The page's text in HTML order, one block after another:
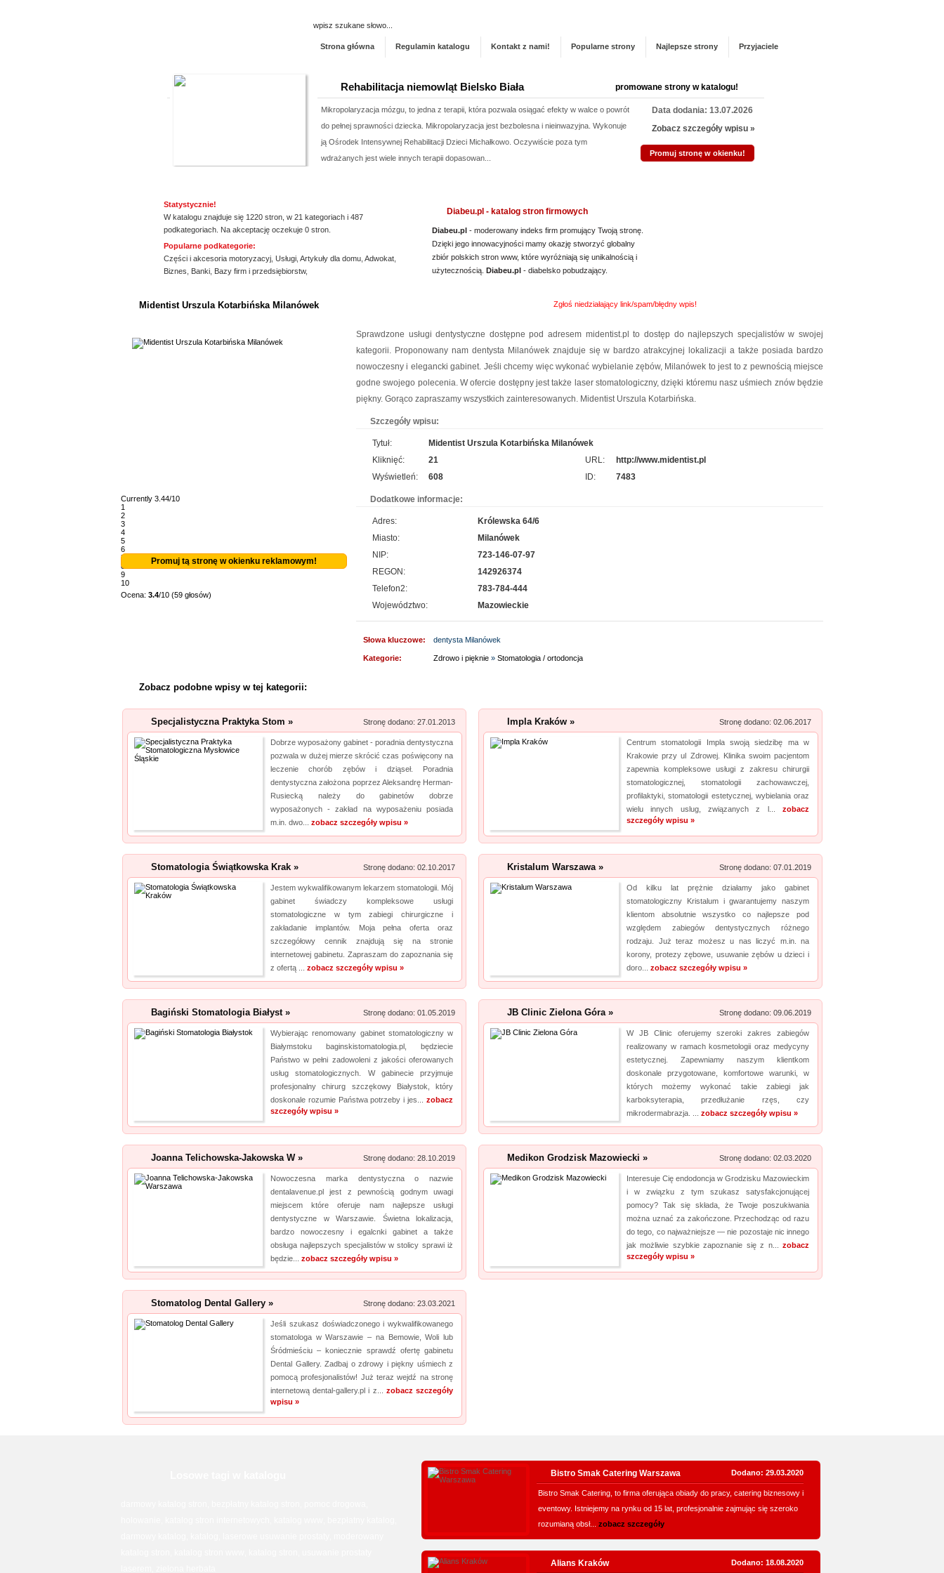
Strona główna Regulamin katalogu Kontakt z nami! Popularne strony Najlepsze strony Przyjaciele
Rehabilitacja niemowląt Bielsko Biała promowane strony w katalogu!
Mikropolaryzacja mózgu, to jedna z terapii, która pozwala osiągać efekty w walce o powrót
do pełnej sprawności dziecka. Mikropolaryzacja jest bezbolesna i nieinwazyjna. Wykonuje
ją Ośrodek Intensywnej Rehabilitacji Dzieci Michałkowo. Oczywiście poza tym
wdrażanych jest wiele innych terapii dopasowan...
Data dodania: 13.07.2026
Zobacz szczegóły wpisu »
Promuj stronę w okienku!
Diabeu.pl - katalog stron firmowych
Diabeu.pl - moderowany indeks firm promujący Twoją stronę.
Dzięki jego innowacyjności mamy okazję stworzyć globalny
zbiór polskich stron www, które wyróżniają się unikalnością i
użytecznością. Diabeu.pl - diabelsko pobudzający.
Statystycznie!
W katalogu znajduje się 1220 stron, w 21 kategoriach i 487
podkategoriach. Na akceptację oczekuje 0 stron.
Popularne podkategorie:
Części i akcesoria motoryzacyj Usługi Artykuły dla domu Adwokat
Biznes
Banki Bazy firm i przedsiębiorstw,
Midentist Urszula Kotarbińska Milanówek Zgłoś niedziałający link/spam/błędny wpis!
Currently 3.44/10
1
2
3
4
5
6
7
8
9
10
Ocena: 3.4/10 (59 głosów)
Promuj tą stronę w okienku reklamowym!
Sprawdzone usługi dentystyczne dostępne pod adresem midentist.pl to dostęp do najlepszych specjalistów w swojej
kategorii. Proponowany nam dentysta Milanówek znajduje się w bardzo atrakcyjnej lokalizacji a także posiada bardzo
nowoczesny i elegancki gabinet. Jeśli chcemy więc wykonać wybielanie zębów, Milanówek to jest to z pewnością miejsce
godne swojego polecenia. W ofercie dostępny jest także laser stomatologiczny, dzięki któremu nasz uśmiech znów będzie
piękny. Gorąco zapraszamy wszystkich zainteresowanych. Midentist Urszula Kotarbińska.
Szczegóły wpisu:
Tytuł:
Midentist Urszula Kotarbińska Milanówek
Kliknięć:
21 URL:
http://www.midentist.pl
Wyświetleń:
608 ID: 7483
Dodatkowe informacje:
Adres:
Królewska 64/6
Miasto:
Milanówek
NIP:
723-146-07-97
REGON:
142926374
Telefon2:
783-784-444
Województwo:
Mazowieckie
Słowa kluczowe: dentysta Milanówek
Kategorie: Zdrowo i pięknie » Stomatologia / ortodoncja
Zobacz podobne wpisy w tej kategorii:
Specjalistyczna Praktyka Stom » Stronę dodano: 27.01.2013
Dobrze wyposażony gabinet - poradnia dentystyczna
pozwala w dużej mierze skrócić czas poświęcony na
leczenie chorób zębów i dziąseł. Poradnia
dentystyczna założona poprzez Aleksandrę Herman-
Rusiecką należy do gabinetów dobrze
wyposażonych - zakład na wyposażeniu posiada
m.in. dwo... zobacz szczegóły wpisu »
Impla Kraków » Stronę dodano: 02.06.2017
Centrum stomatologii Impla swoją siedzibę ma w
Krakowie przy ul Zdrowej. Klinika swoim pacjentom
zapewnia kompleksowe usługi z zakresu chirurgii
stomatologicznej, stomatologii zachowawczej,
profilaktyki, stomatologii estetycznej, wybielania oraz
wielu innych uslug, związanych z l... zobacz
szczegóły wpisu »
Stomatologia Świątkowska Krak » Stronę dodano: 02.10.2017
Jestem wykwalifikowanym lekarzem stomatologii. Mój
gabinet świadczy kompleksowe usługi
stomatologiczne w tym zabiegi chirurgiczne i
zakładanie implantów. Moja pełna oferta oraz
szczegółowy cennik znajdują się na stronie
internetowej gabinetu. Zapraszam do zapoznania się
z ofertą ... zobacz szczegóły wpisu »
Kristalum Warszawa » Stronę dodano: 07.01.2019
Od kilku lat prężnie działamy jako gabinet
stomatologiczny Kristalum i gwarantujemy naszym
klientom absolutnie wszystko co najlepsze pod
względem zabiegów dentystycznych różnego
rodzaju. Już teraz możesz u nas liczyć m.in. na
korony, protezy zębowe, usuwanie zębów u dzieci i
doro... zobacz szczegóły wpisu »
Bagiński Stomatologia Białyst » Stronę dodano: 01.05.2019
Wybierając renomowany gabinet stomatologiczny w
Białymstoku baginskistomatologia.pl, będziecie
Państwo w pełni zadowoleni z jakości oferowanych
usług stomatologicznych. W gabinecie przyjmuje
profesjonalny chirurg szczękowy Białystok, który
doskonale rozumie Państwa potrzeby i jes... zobacz
szczegóły wpisu »
JB Clinic Zielona Góra » Stronę dodano: 09.06.2019
W JB Clinic oferujemy szeroki zakres zabiegów
realizowany w ramach kosmetologii oraz medycyny
estetycznej. Zapewniamy naszym klientkom
doskonale przygotowane, komfortowe warunki, w
których możemy wykonać takie zabiegi jak
karboksyterapia, przedłużanie rzęs, czy
mikrodermabrazja. ... zobacz szczegóły wpisu »
Joanna Telichowska-Jakowska W » Stronę dodano: 28.10.2019
Nowoczesna marka dentystyczna o nazwie
dentalavenue.pl jest z pewnością godnym uwagi
miejscem które oferuje nam najlepsze usługi
dentystyczne w Warszawie. Świetna lokalizacja,
bardzo nowoczesny i egalcnki gabinet a także
obsługa najlepszych specjalistów w stolicy sprawi iż
będzie... zobacz szczegóły wpisu »
Medikon Grodzisk Mazowiecki » Stronę dodano: 02.03.2020
Interesuje Cię endodoncja w Grodzisku Mazowieckim
i w związku z tym szukasz satysfakcjonującej
pomocy? Tak się składa, że Twoje poszukiwania
można uznać za zakończone. Przechodząc od razu
do tego, co najważniejsze — nie pozostaje nic innego
jak możliwie szybkie zapoznanie się z n... zobacz
szczegóły wpisu »
Stomatolog Dental Gallery » Stronę dodano: 23.03.2021
Jeśli szukasz doświadczonego i wykwalifikowanego
stomatologa w Warszawie – na Bemowie, Woli lub
Śródmieściu – koniecznie sprawdź ofertę gabinetu
Dental Gallery. Zadbaj o zdrowy i piękny uśmiech z
pomocą profesjonalistów! Już teraz wejdź na stronę
internetową dental-gallery.pl i z... zobacz szczegóły
wpisu »
Bistro Smak Catering Warszawa Dodano: 29.03.2020
Bistro Smak Catering, to firma oferująca obiady do pracy, catering biznesowy i
eventowy. Istniejemy na rynku od 15 lat, profesjonalnie zajmując się szeroko
rozumianą obsł... zobacz szczegóły
Alians Kraków Dodano: 18.08.2020